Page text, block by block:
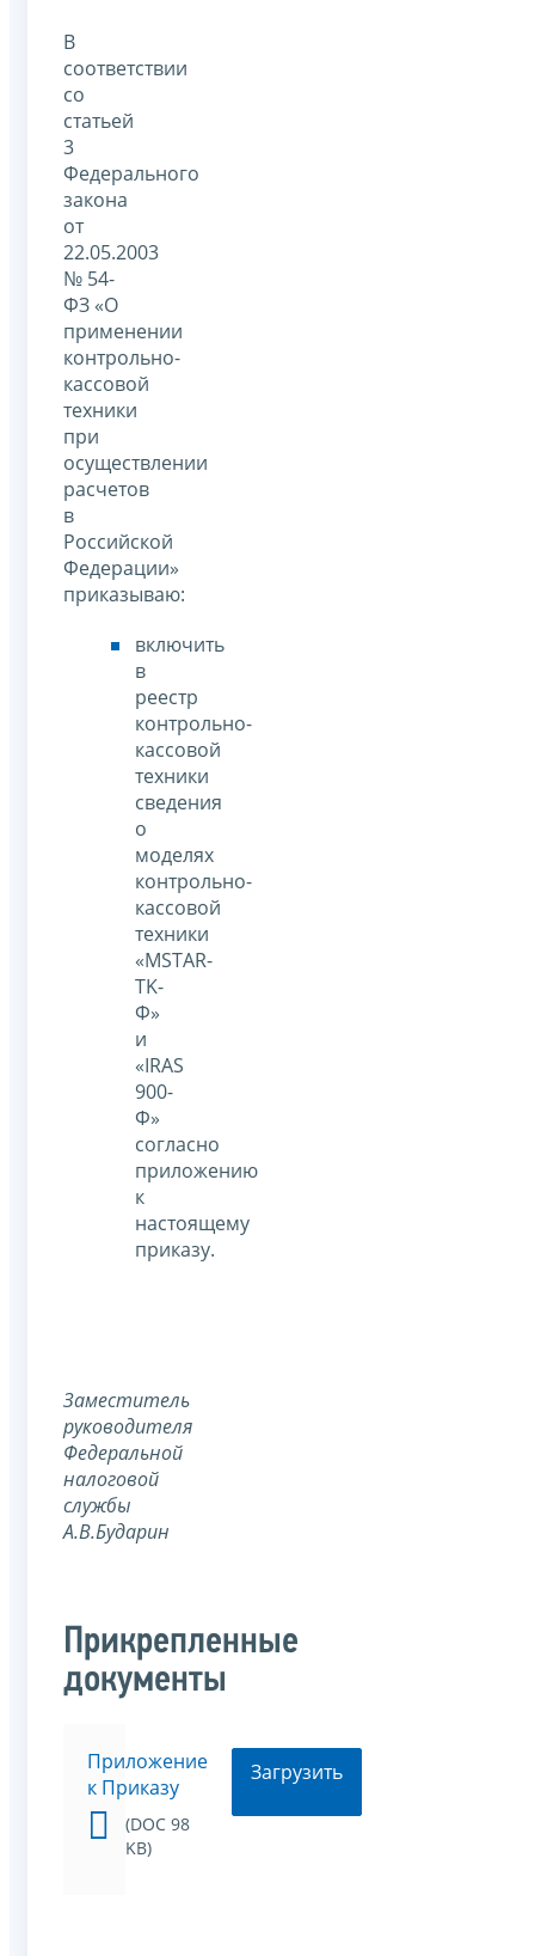
В
соответствии
со
статьей
3
Федерального
закона
от
22.05.2003
№ 54-
ФЗ «О
применении
контрольно-
кассовой
техники
при
осуществлении
расчетов
в
Российской
Федерации»
приказываю:
включить
в
реестр
контрольно-
кассовой
техники
сведения
о
моделях
контрольно-
кассовой
техники
«MSTAR-
TK-
Ф»
и
«IRAS
900-
Ф»
согласно
приложению
к
настоящему
приказу.
Заместитель
руководителя
Федеральной
налоговой
службы
А.В.Бударин
Прикрепленные
документы
Приложение
к Приказу
(DOC 98
KB)
Загрузить